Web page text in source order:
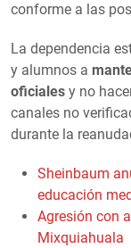
conforme a las
La dependencia
y alumnos a
oficiales y no
canales no
durante la
Sheinbaum
educación
Agresión con
Mixquiahuala